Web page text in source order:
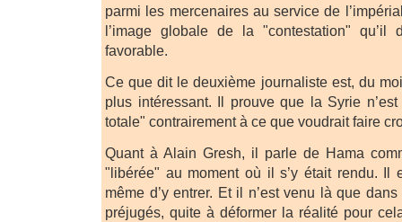
parmi les mercenaires au service de
l’image globale de la "contestation" qu’il
favorable.
Ce que dit le deuxième journaliste est, du
plus intéressant. Il prouve que la Syrie
totale" contrairement à ce que voudrait faire
Quant à Alain Gresh, il parle de Hama
"libérée" au moment où il s’y était rendu. Il
même d’y entrer. Et il n’est venu là que
préjugés, quite à déformer la réalité pour